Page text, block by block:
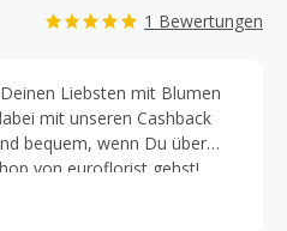
1 Bewertungen
Liebsten mit Blumen
mit unseren Cashback
bequem, wenn Du über
von euroflorist gehst!
Euroflorist, verschickt Deine
dank der mehr als